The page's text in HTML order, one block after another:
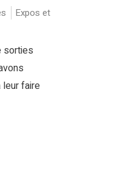
Expos et
sorties
faire